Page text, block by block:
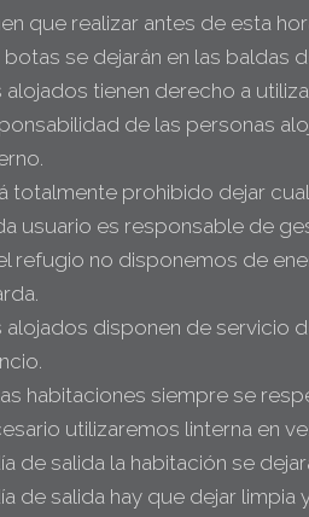
que realizar antes de esta
botas se dejarán en las baldas
alojados tienen derecho a
de las personas
totalmente prohibido dejar
usuario es responsable de
refugio no disponemos de
alojados disponen de servicio
habitaciones siempre se
utilizaremos linterna en
de salida la habitación se
de salida hay que dejar